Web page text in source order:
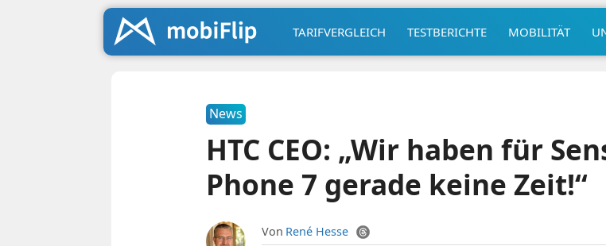
TARIFVERGLEICH TESTBERICHTE MOBILITÄT
News
HTC CEO: „Wir haben für
Phone 7 gerade keine Zeit!“
Von René Hesse